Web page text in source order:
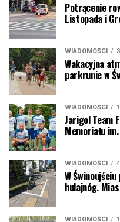
Potrącenie
Listopada i
WIADOMOŚCI
Wakacyjna
parkrunie w
WIADOMOŚCI
Jarigol Team
Memoriału
WIADOMOŚCI
W
hulajnóg.
WIADOMOŚCI